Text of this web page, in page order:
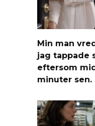
Min man
jag tappade
eftersom
minuter sen.